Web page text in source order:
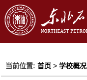
当前位置:首页 >学校概况